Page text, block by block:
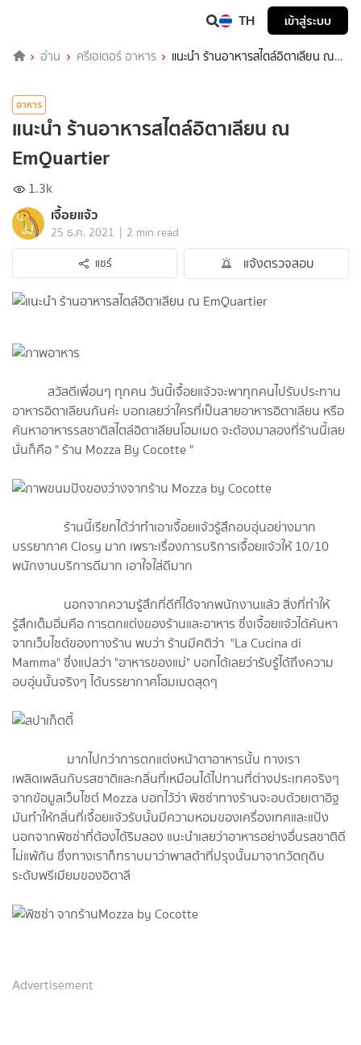
TH เข้าสู่ระบบ
อ่าน ครีเอเตอร์ อาหาร
แนะนำ ร้านอาหารสไตล์อิตาเลียน ณ
อาหาร
แนะนำ ร้านอาหารสไตล์อิตาเลียน ณ
EmQuartier
1.3k
เจื้อยแจ้ว
25 ธ.ค. 2021 | 2 min read
แชร์
แจ้งตรวจสอบ
สวัสดีเพื่อนๆ ทุกคน วันนี้เจื้อยแจ้วจะพาทุกคนไปรับประทาน
อาหารอิตาเลียนกันค่ะ บอกเลยว่าใครที่เป็นสายอาหารอิตาเลียน หรือ
ค้นหาอาหารรสชาติสไตล์อิตาเลียนโฮมเมด จะต้องมาลองที่ร้านนี้เลย
นั่นก็คือ " ร้าน Mozza By Cocotte "
ร้านนี้เรียกได้ว่าทำเอาเจื้อยแจ้วรู้สึกอบอุ่นอย่างมาก
บรรยากาศ Closy มาก เพราะเรื่องการบริการเจื้อยแจ้วให้ 10/10
พนักงานบริการดีมาก เอาใจใส่ดีมาก
นอกจากความรู้สึกที่ดีที่ได้จากพนักงานแล้ว สิ่งที่ทำให้
รู้สึกเต็มอิ่มคือ การตกแต่งของร้านและอาหาร ซึ่งเจื้อยแจ้วได้ค้นหา
จากเว็บไซต์ของทางร้าน พบว่า ร้านมีคติว่า "La Cucina di
Mamma" ซึ่งแปลว่า "อาหารของแม่" บอกได้เลยว่ารับรู้ได้ถึงความ
อบอุ่นนั้นจริงๆ ได้บรรยากาศโฮมเมดสุดๆ
มากไปกว่าการตกแต่งหน้าตาอาหารนั้น ทางเรา
เพลิดเพลินกับรสชาติและกลิ่นที่เหมือนได้ไปทานที่ต่างประเทศจริงๆ
จากข้อมูลเว็บไซต์ Mozza บอกไว้ว่า พิซซ่าทางร้านจะอบด้วยเตาอิฐ
มันทำให้กลิ่นที่เจื้อยแจ้วรับนั้นมีความหอมของเครื่องเทศและแป้ง
นอกจากพิซซ่าที่ต้องได้ริมลอง แนะนำเลยว่าอาหารอย่างอื่นรสชาติดี
ไม่แพ้กัน ซึ่งทางเราก็ทราบมาว่าพาสต้าที่ปรุงนั้นมาจากวัตถุดิบ
ระดับพรีเมียมของอิตาลี
Advertisement